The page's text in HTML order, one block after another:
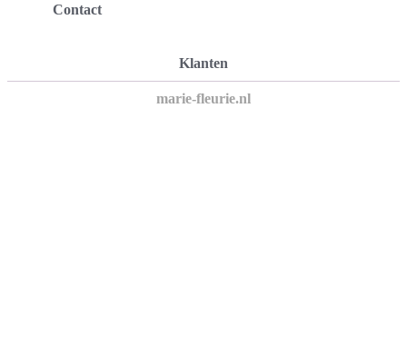
Contact
Klanten
marie-fleurie.nl